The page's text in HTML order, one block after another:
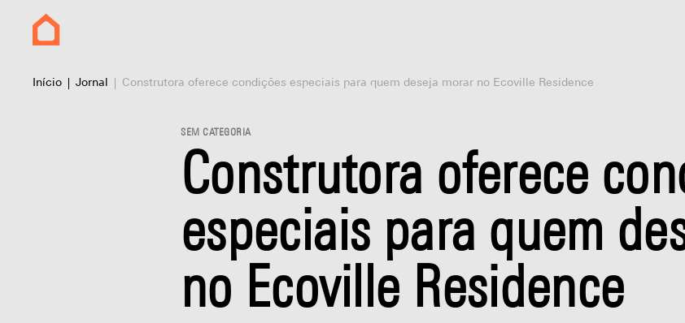
Início Jornal Construtora oferece condições especiais para quem deseja morar no Ecoville Residence
SEM CATEGORIA
Construtora oferece
especiais para quem
no Ecoville Residence